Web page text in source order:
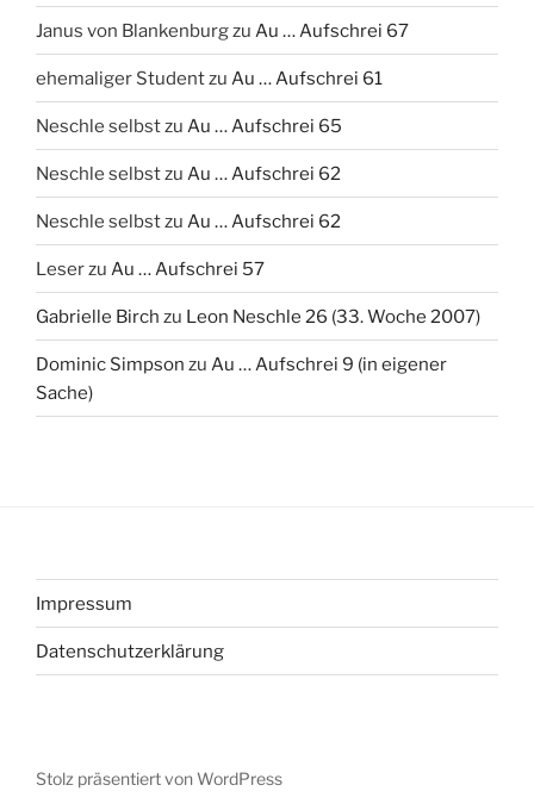
Janus von Blankenburgzu Au … Aufschrei 67
ehemaliger Studentzu Au … Aufschrei 61
Neschle selbstzu Au … Aufschrei 65
Neschle selbstzu Au … Aufschrei 62
Neschle selbstzu Au … Aufschrei 62
Leserzu Au … Aufschrei 57
Gabrielle Birch zu Leon Neschle 26 (33. Woche 2007)
Dominic Simpson zu Au … Aufschrei 9 (in eigener
Sache)
Impressum
Datenschutzerklärung
Stolz präsentiert von WordPress